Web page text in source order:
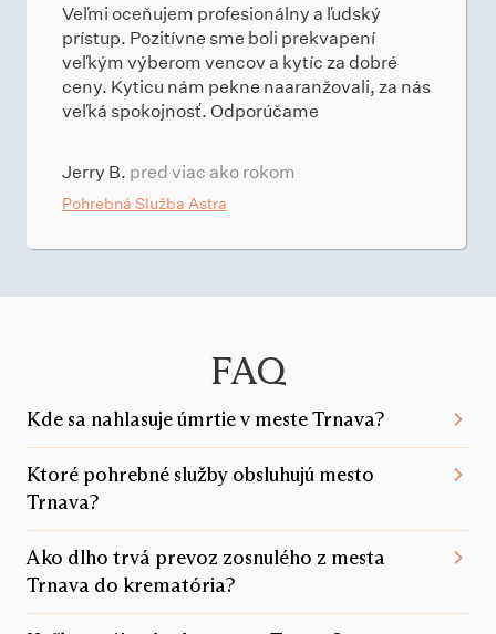
Veľmi oceňujem profesionálny a ľudský
prístup. Pozitívne sme boli prekvapení
veľkým výberom vencov a kytíc za dobré
ceny. Kyticu nám pekne naaranžovali, za nás
veľká spokojnosť. Odporúčame
Jerry B. pred viac ako rokom
Pohrebná Služba Astra
FAQ
Kde sa nahlasuje úmrtie v meste Trnava?
Ktoré pohrebné služby obsluhujú mesto
Trnava?
Ako dlho trvá prevoz zosnulého z mesta
Trnava do krematória?